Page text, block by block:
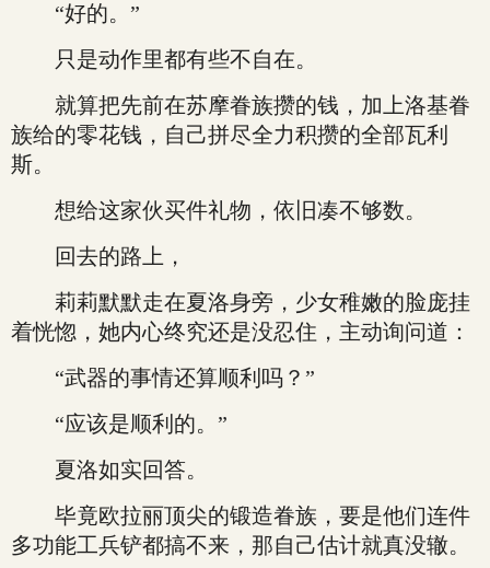
“好的。”
只是动作里都有些不自在。
就算把先前在苏摩眷族攒的钱，加上洛基眷
族给的零花钱，自己拼尽全力积攒的全部瓦利
斯。
想给这家伙买件礼物，依旧凑不够数。
回去的路上，
莉莉默默走在夏洛身旁，少女稚嫩的脸庞挂
着恍惚，她内心终究还是没忍住，主动询问道：
“武器的事情还算顺利吗？”
“应该是顺利的。”
夏洛如实回答。
毕竟欧拉丽顶尖的锻造眷族，要是他们连件
多功能工兵铲都搞不来，那自己估计就真没辙。